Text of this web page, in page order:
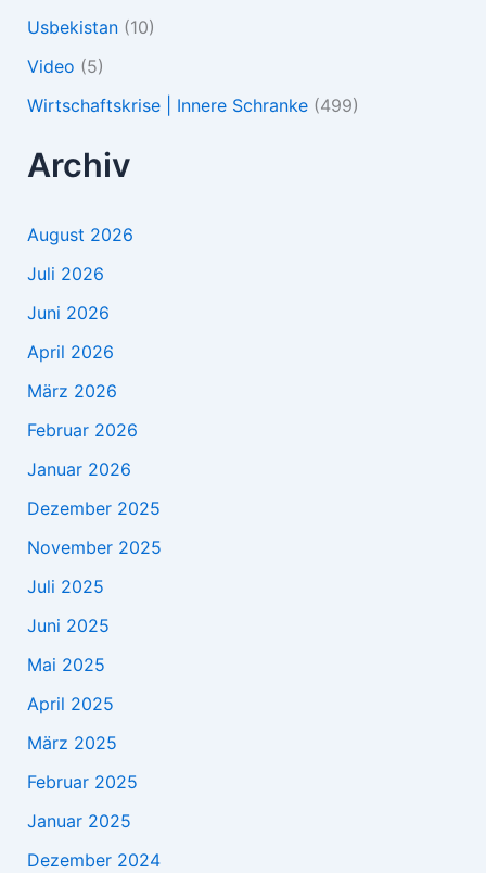
Usbekistan(10)
Video (5)
Wirtschaftskrise | Innere Schranke(499)
Archiv
August 2026
Juli 2026
Juni 2026
April 2026
März 2026
Februar 2026
Januar 2026
Dezember 2025
November 2025
Juli 2025
Juni 2025
Mai 2025
April 2025
März 2025
Februar 2025
Januar 2025
Dezember 2024